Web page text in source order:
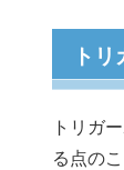
ト
トリガ
る点の